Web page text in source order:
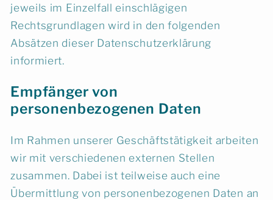
jeweils im Einzelfall einschlägigen
Rechtsgrundlagen wird in den folgenden
Absätzen dieser Datenschutzerklärung
informiert.
Empfänger von
personenbezogenen Daten
Im Rahmen unserer Geschäftstätigkeit arbeiten
wir mit verschiedenen externen Stellen
zusammen. Dabei ist teilweise auch eine
Übermittlung von personenbezogenen Daten an